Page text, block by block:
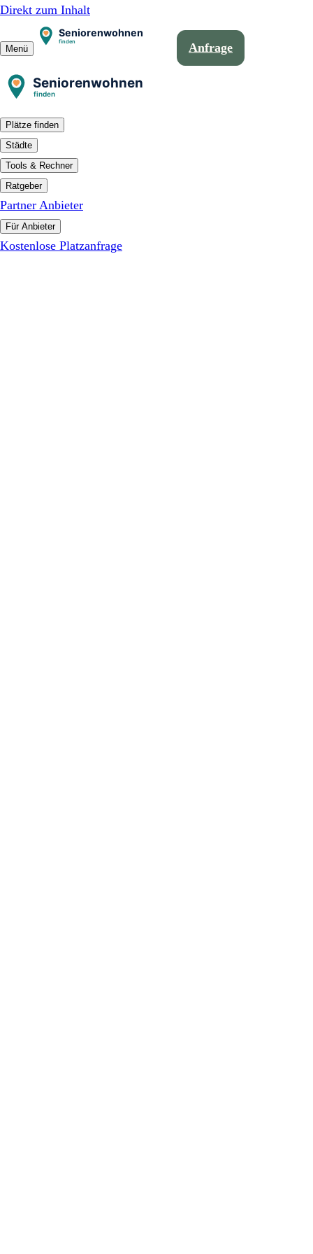
Direkt zum Inhalt
Menü Anfrage
Plätze finden
Städte
Tools & Rechner
Ratgeber
Partner Anbieter
Für Anbieter
Kostenlose Platzanfrage